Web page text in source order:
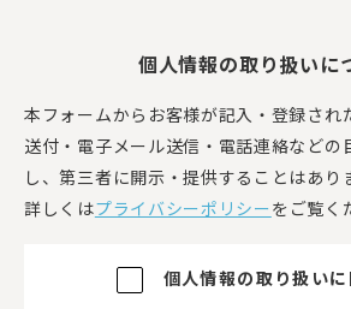
個人情報の取り扱いに
本フォームからお客様が記入・登録され
送付・電子メール送信・電話連絡などの
し、第三者に開示・提供することはあり
詳しくはプライバシーポリシーをご覧く
個人情報の取り扱い